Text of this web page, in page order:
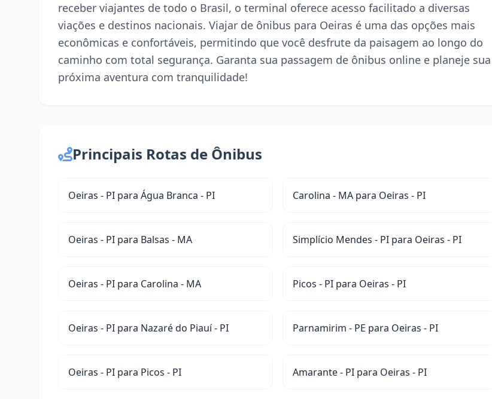
receber viajantes de todo o Brasil, o terminal oferece acesso facilitado a diversas
viações e destinos nacionais. Viajar de ônibus para Oeiras é uma das opções mais
econômicas e confortáveis, permitindo que você desfrute da paisagem ao longo do
caminho com total segurança. Garanta sua passagem de ônibus online e planeje sua
próxima aventura com tranquilidade!
Principais Rotas de Ônibus
Oeiras - PI para Água Branca - PI Carolina - MA para Oeiras - PI
Oeiras - PI para Balsas - MA Simplício Mendes - PI para Oeiras - PI
Oeiras - PI para Carolina - MA Picos - PI para Oeiras - PI
Oeiras - PI para Nazaré do Piauí - PI Parnamirim - PE para Oeiras - PI
Oeiras - PI para Picos - PI Amarante - PI para Oeiras - PI